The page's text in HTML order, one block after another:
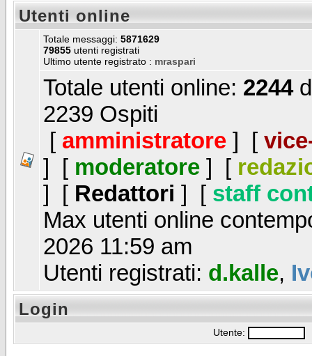
Utenti online
Totale messaggi: 5871629
79855 utenti registrati
Ultimo utente registrato : mraspari
Totale utenti online: 2244
2239 Ospiti
[ amministratore ] [
] [ moderatore ] [
] [ Redattori ] [ staff
Max utenti online
2026 11:59 am
Utenti registrati: d.kalle,
Login
Utente: